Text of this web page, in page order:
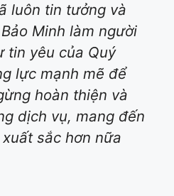
luôn tin tưởng và
Minh làm người
tin yêu của Quý
lực mạnh mẽ để
hoàn thiện và
dịch vụ, mang đến
sắc hơn nữa